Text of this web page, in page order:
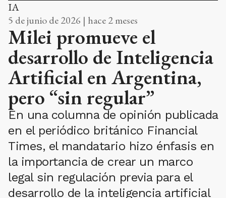
IA
5 de junio de 2026 | hace 2 meses
Milei promueve el
desarrollo de Inteligencia
Artificial en Argentina,
pero “sin regular”
En una columna de opinión publicada
en el periódico británico Financial
Times, el mandatario hizo énfasis en
la importancia de crear un marco
legal sin regulación previa para el
desarrollo de la inteligencia artificial